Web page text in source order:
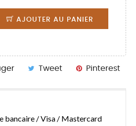
AJOUTER AU PANIER
Tweet Pinterest
bancaire / Visa / Mastercard